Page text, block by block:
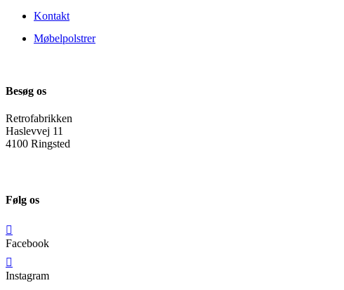
Kontakt
Møbelpolstrer
Besøg os
Retrofabrikken
Haslevvej 11
4100 Ringsted
Følg os
Facebook
Instagram